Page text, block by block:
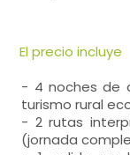
El precio incluye
- 4 noches de
turismo rural
- 2 rutas
(jornada